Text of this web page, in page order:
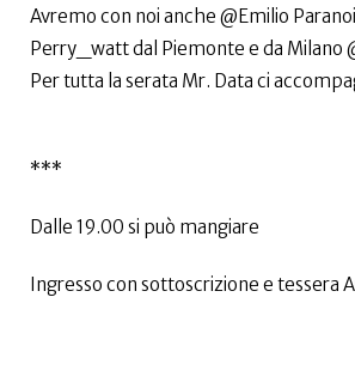
Avremo con noi anche @Emilio
Perry_watt dal Piemonte e da Milano
Per tutta la serata Mr. Data ci
***
Dalle 19.00 si può mangiare
Ingresso con sottoscrizione e tessera